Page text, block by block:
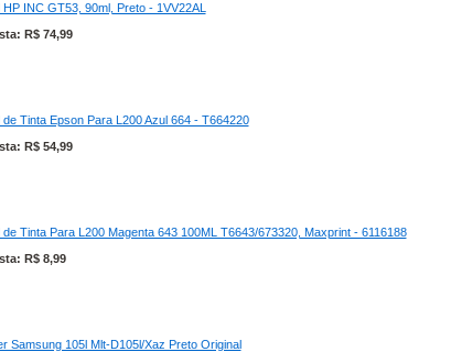
HP INC GT53, 90ml, Preto - 1VV22AL
R$ 74,99
de Tinta Epson Para L200 Azul 664 - T664220
R$ 54,99
de Tinta Para L200 Magenta 643 100ML T6643/673320, Maxprint - 6116188
R$ 8,99
Samsung 105l Mlt-D105l/Xaz Preto Original